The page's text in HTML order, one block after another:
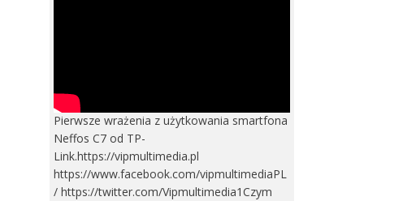
Pierwsze wrażenia z użytkowania smartfona
Neffos C7 od TP-
Link.https://vipmultimedia.pl
https://www.facebook.com/vipmultimediaPL
/ https://twitter.com/Vipmultimedia1Czym